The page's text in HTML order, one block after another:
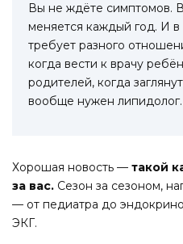
Вы не ждёте симптомов.
меняется каждый год. И в
требует разного
когда вести к врачу
родителей, когда
вообще нужен липидолог.
Хорошая новость — такой
за вас. Сезон за сезоном,
— от педиатра до
ЭКГ.